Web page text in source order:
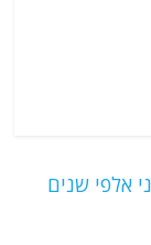
אלפי שנים